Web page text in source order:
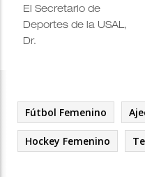
El Secretario de
Deportes de la USAL,
Dr.
Fútbol Femenino
Hockey Femenino